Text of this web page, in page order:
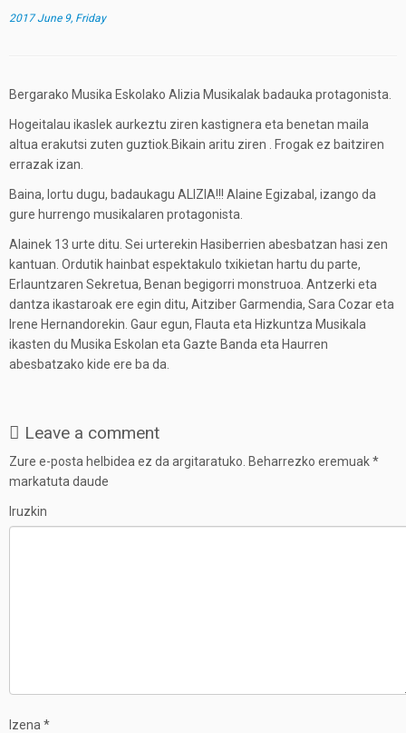
2017 June 9, Friday
Bergarako Musika Eskolako Alizia Musikalak badauka protagonista.
Hogeitalau ikaslek aurkeztu ziren kastignera eta benetan maila
altua erakutsi zuten guztiok.Bikain aritu ziren . Frogak ez baitziren
errazak izan.
Baina, lortu dugu, badaukagu ALIZIA!!! Alaine Egizabal, izango da
gure hurrengo musikalaren protagonista.
Alainek 13 urte ditu. Sei urterekin Hasiberrien abesbatzan hasi zen
kantuan. Ordutik hainbat espektakulo txikietan hartu du parte,
Erlauntzaren Sekretua, Benan begigorri monstruoa. Antzerki eta
dantza ikastaroak ere egin ditu, Aitziber Garmendia, Sara Cozar eta
Irene Hernandorekin. Gaur egun, Flauta eta Hizkuntza Musikala
ikasten du Musika Eskolan eta Gazte Banda eta Haurren
abesbatzako kide ere ba da.
Leave a comment
Zure e-posta helbidea ez da argitaratuko. Beharrezko eremuak*
markatuta daude
Iruzkin
Izena *